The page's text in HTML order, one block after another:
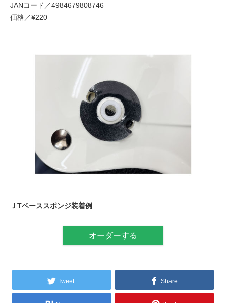
JANコード／4984679808746
価格／¥220
ＪTベーススポンジ装着例
オーダーする
Tweet Share